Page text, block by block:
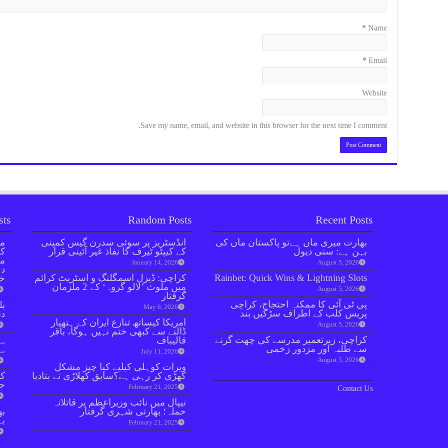
Name
*
Email
*
Website
Save my name, email, and website in this browser for the next time I comment.
Random Posts
انڈسٹریز پر سوئی سدرن گیس کمپنی
کے کیپٹو ٹیرف کا نفاذ غیر آئینی قرار
January 14, 2026
کراچی: ڈیزل اسمگلنگ و اسٹریٹ کرائم
میں ملوث ’لالو گروہ‘ کے 2 ملزمان
گرفتار
May 6, 2026
امریکا کیساتھ تنازع ایران کے ہتھیار
ڈالنے سے کبھی ختم نہیں ہوگا، باقر
قالیباف
July 11, 2026
ویرات کوہلی کیلیے کیا چیز مشکل
کھڑی کر رہی ہے؟سابق کھلاڑی نے بتادیا
February 21, 2025
نیپال میں نائب وزیراعظم پر قاتلانہ
حملہ؛ بھارتی شہری گرفتار
February 21, 2025
Recent Posts
بھارت میری ماں ہےتو پاکستان ماں کی
بہن ہے: سنی دیول
August 5, 2026
Rainbet: Quick Wins & Lightning Slots
August 5, 2026
پی ٹی آئی کا ممکنہ احتجاج، کراچی
پریس کلب کے اطراف سڑکیں بند
August 5, 2026
کراچی، زیرتعمیر مدرسے کی چھت گرنے
سے طلبہ اور مزدور زخمی
August 5, 2026
Contact Us